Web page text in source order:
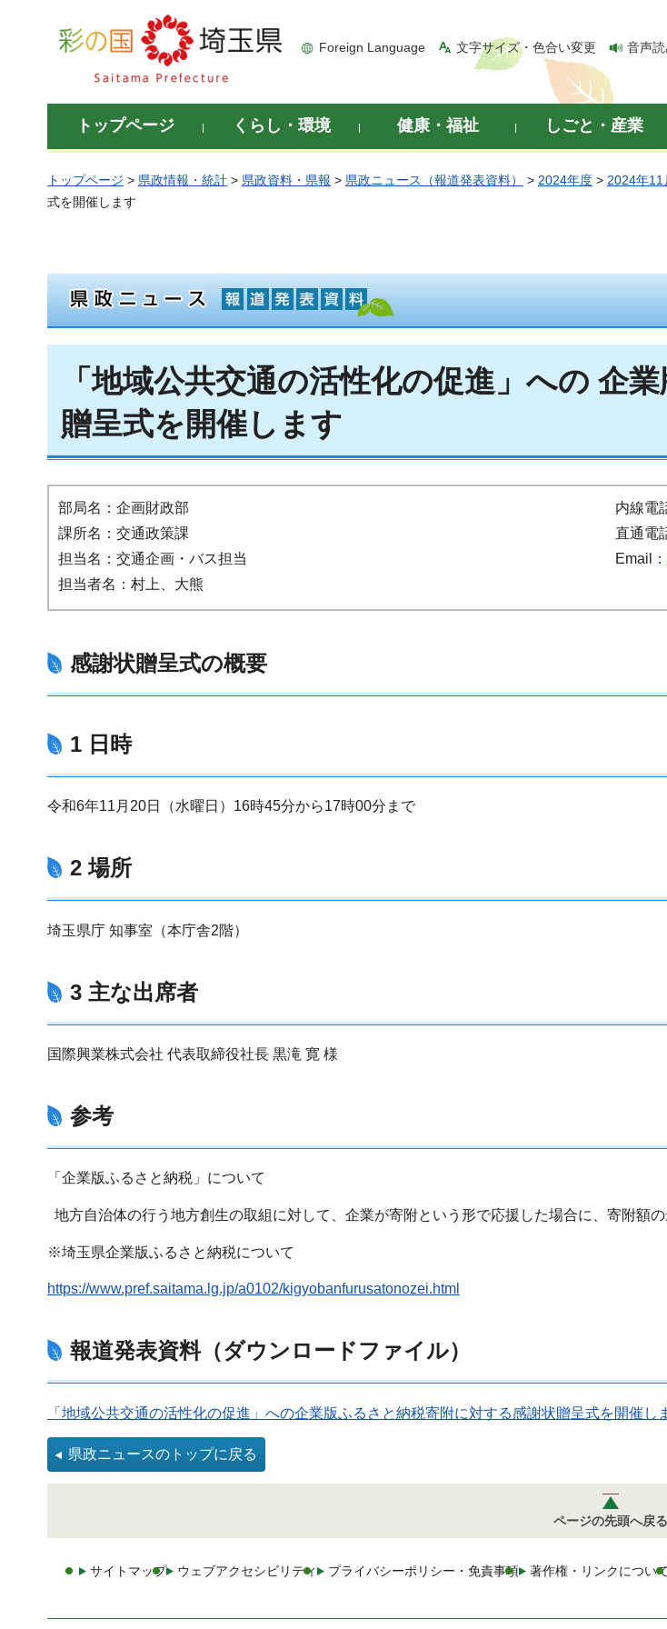
彩の国 埼玉県
Foreign Language 文字サイズ・色合い変更 音声
トップページ くらし・環境 健康・福祉 しごと・産業
トップページ > 県政情報・統計 > 県政資料・県報 > 県政ニュース（報道発表資料） > 2024年度 > 2024年11
式を開催します
「地域公共交通の活性化の促進」への 企
贈呈式を開催します
部局名：企画財政部
課所名：交通政策課
担当名：交通企画・バス担当
担当者名：村上、大熊
内線電
直通電
Email：
感謝状贈呈式の概要
1 日時
令和6年11月20日（水曜日）16時45分から17時00分まで
2 場所
埼玉県庁 知事室（本庁舎2階）
3 主な出席者
国際興業株式会社 代表取締役社長 黒滝 寛 様
参考
「企業版ふるさと納税」について
地方自治体の行う地方創生の取組に対して、企業が寄附という形で応援した場合に、寄附額
※埼玉県企業版ふるさと納税について
https://www.pref.saitama.lg.jp/a0102/kigyobanfurusatonozei.html
報道発表資料（ダウンロードファイル）
「地域公共交通の活性化の促進」への企業版ふるさと納税寄附に対する感謝状贈呈式を開催し
県政ニュースのトップに戻る
ページの先頭へ戻る
サイトマップ ウェブアクセシビリティ プライバシーポリシー・免責事項 著作権・リンクについ